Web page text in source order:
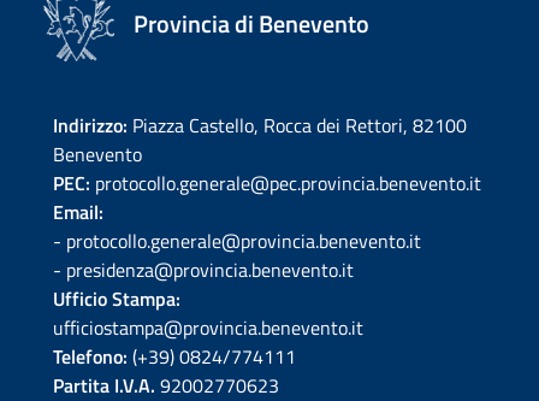
Provincia di Benevento
Indirizzo: Piazza Castello, Rocca dei Rettori, 82100
Benevento
PEC: protocollo.generale@pec.provincia.benevento.it
Email:
- protocollo.generale@provincia.benevento.it
- presidenza@provincia.benevento.it
Ufficio Stampa:
ufficiostampa@provincia.benevento.it
Telefono: (+39) 0824/774111
Partita I.V.A. 92002770623